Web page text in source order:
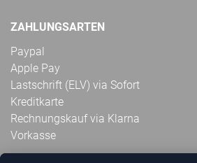
ZAHLUNGSARTEN
Paypal
Apple Pay
Lastschrift (ELV) via Sofort
Kreditkarte
Rechnungskauf via Klarna
Vorkasse